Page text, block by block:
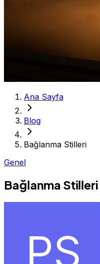
Ana Sayfa
Blog
Bağlanma Stilleri
Genel
Bağlanma Stilleri